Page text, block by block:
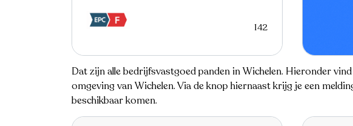
142
Dat zijn alle bedrijfsvastgoed panden in Wichelen. Hieronder
omgeving van Wichelen. Via de knop hiernaast krijg je een
beschikbaar komen.